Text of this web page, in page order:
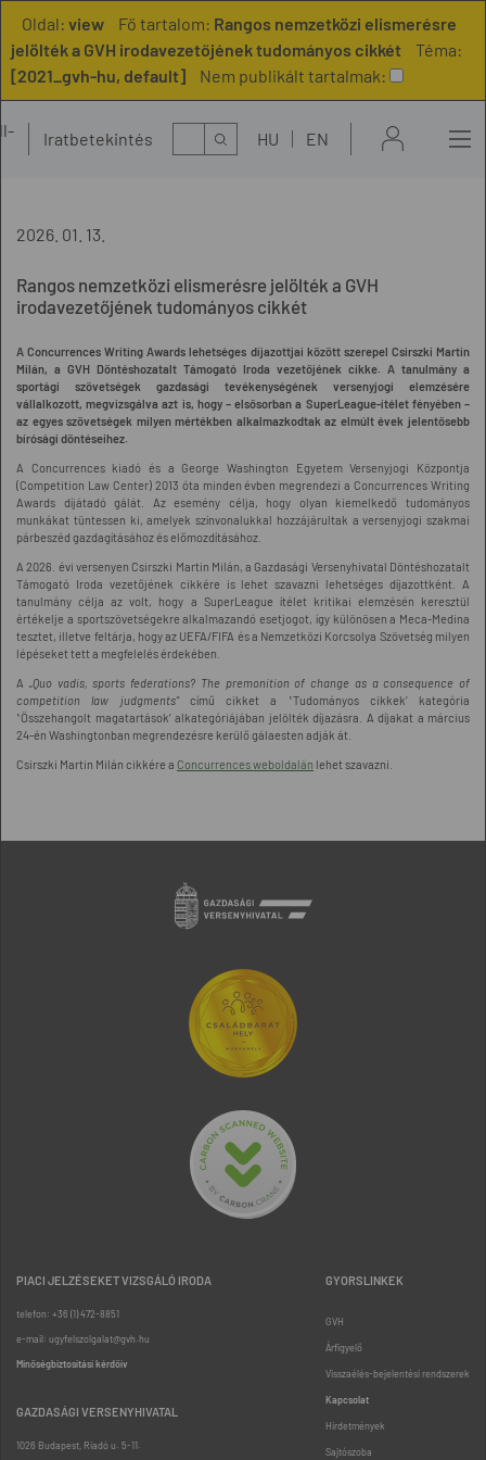
Oldal: view Fő tartalom: Rangos nemzetközi elismerésre
jelölték a GVH irodavezetőjének tudományos cikkét
Téma:
[2021_gvh-hu, default]
Nem publikált tartalmak:
Iratbetekintés Kereső HU EN
2026. 01. 13.
Rangos nemzetközi elismerésre jelölték a GVH
irodavezetőjének tudományos cikkét
A Concurrences Writing Awards lehetséges díjazottjai között szerepel Csirszki Martin
Milán, a GVH Döntéshozatalt Támogató Iroda vezetőjének cikke. A tanulmány a
sportági szövetségek gazdasági tevékenységének versenyjogi elemzésére
vállalkozott, megvizsgálva azt is, hogy – elsősorban a SuperLeague-ítélet fényében –
az egyes szövetségek milyen mértékben alkalmazkodtak az elmúlt évek jelentősebb
bírósági döntéseihez.
A Concurrences kiadó és a George Washington Egyetem Versenyjogi Központja
(Competition Law Center) 2013 óta minden évben megrendezi a Concurrences Writing
Awards díjátadó gálát. Az esemény célja, hogy olyan kiemelkedő tudományos
munkákat tüntessen ki, amelyek színvonalukkal hozzájárultak a versenyjogi szakmai
párbeszéd gazdagításához és előmozdításához.
A 2026. évi versenyen Csirszki Martin Milán, a Gazdasági Versenyhivatal Döntéshozatalt
Támogató Iroda vezetőjének cikkére is lehet szavazni lehetséges díjazottként. A
tanulmány célja az volt, hogy a SuperLeague ítélet kritikai elemzésén keresztül
értékelje a sportszövetségekre alkalmazandó esetjogot, így különösen a Meca-Medina
tesztet, illetve feltárja, hogy az UEFA/FIFA és a Nemzetközi Korcsolya Szövetség milyen
lépéseket tett a megfelelés érdekében.
A „Quo vadis, sports federations? The premonition of change as a consequence of
competition law judgments” című cikket a ‛Tudományos cikkek’ kategória
‛Összehangolt magatartások’ alkategóriájában jelölték díjazásra. A díjakat a március
24-én Washingtonban megrendezésre kerülő gálaesten adják át.
Csirszki Martin Milán cikkére a Concurrences weboldalán lehet szavazni.
PIACI JELZÉSEKET VIZSGÁLÓ IRODA
telefon: +36 (1) 472-8851
e-mail: ugyfelszolgalat@gvh.hu
Minőségbiztosítási kérdőív
GAZDASÁGI VERSENYHIVATAL
1026 Budapest, Riadó u. 5-11.
GYORSLINKEK
GVH
Árfigyelő
Visszaélés-bejelentési rendszerek
Kapcsolat
Hirdetmények
Sajtószoba